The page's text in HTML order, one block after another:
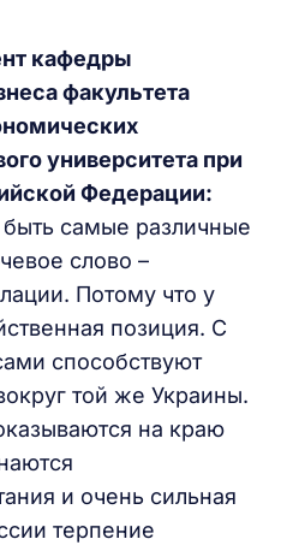
кафедры
факультета
университета при
Федерации:
самые различные
слово –
Потому что у
позиция. С
способствуют
той же Украины.
на краю
и очень сильная
терпение